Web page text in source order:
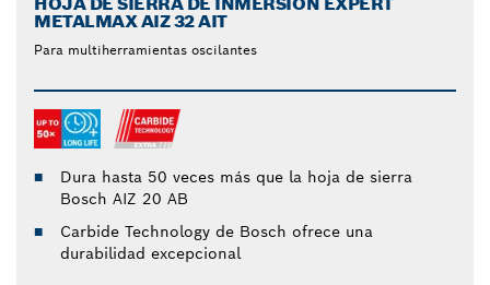
METALMAX AIZ 32 AIT
Para multiherramientas oscilantes
Dura hasta 50 veces más que la hoja de sierra
Bosch AIZ 20 AB
Carbide Technology de Bosch ofrece una
durabilidad excepcional